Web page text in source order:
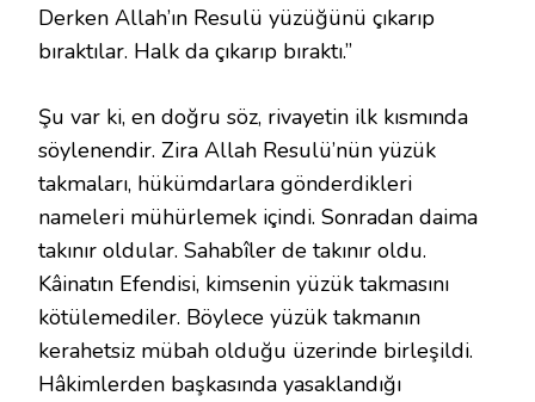
Derken Allah’ın Resulü yüzüğünü çıkarıp
bıraktılar. Halk da çıkarıp bıraktı.”
Şu var ki, en doğru söz, rivayetin ilk kısmında
söylenendir. Zira Allah Resulü’nün yüzük
takmaları, hükümdarlara gönderdikleri
nameleri mühürlemek içindi. Sonradan daima
takınır oldular. Sahabîler de takınır oldu.
Kâinatın Efendisi, kimsenin yüzük takmasını
kötülemediler. Böylece yüzük takmanın
kerahetsiz mübah olduğu üzerinde birleşildi.
Hâkimlerden başkasında yasaklandığı